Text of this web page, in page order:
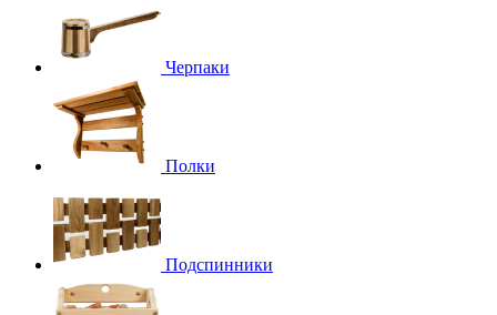
Черпаки
Полки
Подспинники